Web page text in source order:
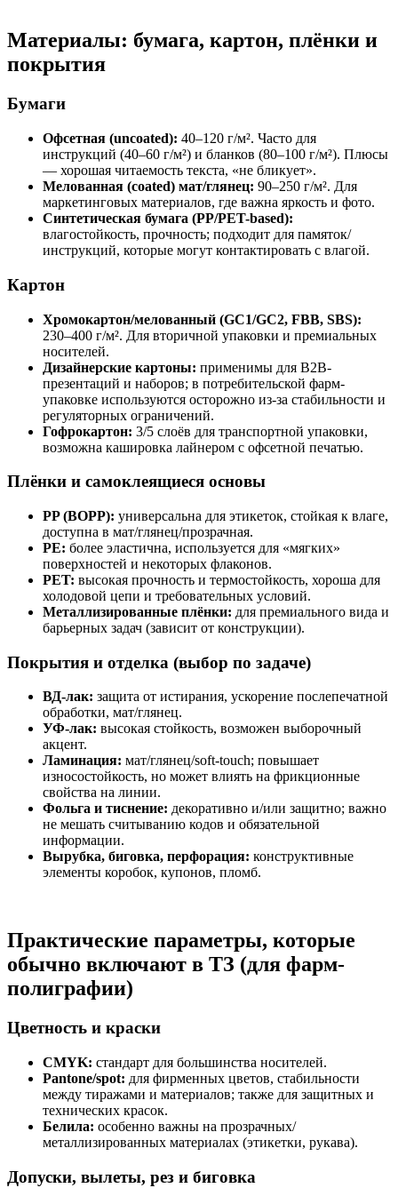
Материалы: бумага, картон, плёнки и
покрытия
Бумаги
Офсетная (uncoated): 40–120 г/м². Часто для
инструкций (40–60 г/м²) и бланков (80–100 г/м²). Плюсы
— хорошая читаемость текста, «не бликует».
Мелованная (coated) мат/глянец: 90–250 г/м². Для
маркетинговых материалов, где важна яркость и фото.
Синтетическая бумага (PP/PET-based):
влагостойкость, прочность; подходит для памяток/
инструкций, которые могут контактировать с влагой.
Картон
Хромокартон/мелованный (GC1/GC2, FBB, SBS):
230–400 г/м². Для вторичной упаковки и премиальных
носителей.
Дизайнерские картоны: применимы для B2B-
презентаций и наборов; в потребительской фарм-
упаковке используются осторожно из-за стабильности и
регуляторных ограничений.
Гофрокартон: 3/5 слоёв для транспортной упаковки,
возможна кашировка лайнером с офсетной печатью.
Плёнки и самоклеящиеся основы
PP (BOPP): универсальна для этикеток, стойкая к влаге,
доступна в мат/глянец/прозрачная.
PE: более эластична, используется для «мягких»
поверхностей и некоторых флаконов.
PET: высокая прочность и термостойкость, хороша для
холодовой цепи и требовательных условий.
Металлизированные плёнки: для премиального вида и
барьерных задач (зависит от конструкции).
Покрытия и отделка (выбор по задаче)
ВД-лак: защита от истирания, ускорение послепечатной
обработки, мат/глянец.
УФ-лак: высокая стойкость, возможен выборочный
акцент.
Ламинация: мат/глянец/soft-touch; повышает
износостойкость, но может влиять на фрикционные
свойства на линии.
Фольга и тиснение: декоративно и/или защитно; важно
не мешать считыванию кодов и обязательной
информации.
Вырубка, биговка, перфорация: конструктивные
элементы коробок, купонов, пломб.
Практические параметры, которые
обычно включают в ТЗ (для фарм-
полиграфии)
Цветность и краски
CMYK: стандарт для большинства носителей.
Pantone/spot: для фирменных цветов, стабильности
между тиражами и материалов; также для защитных и
технических красок.
Белила: особенно важны на прозрачных/
металлизированных материалах (этикетки, рукава).
Допуски, вылеты, рез и биговка